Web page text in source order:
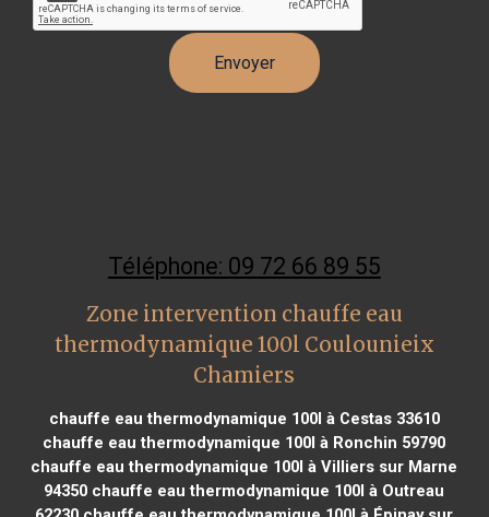
Téléphone: 09 72 66 89 55
Zone intervention chauffe eau
thermodynamique 100l Coulounieix
Chamiers
chauffe eau thermodynamique 100l à Cestas 33610
chauffe eau thermodynamique 100l à Ronchin 59790
chauffe eau thermodynamique 100l à Villiers sur Marne
94350 chauffe eau thermodynamique 100l à Outreau